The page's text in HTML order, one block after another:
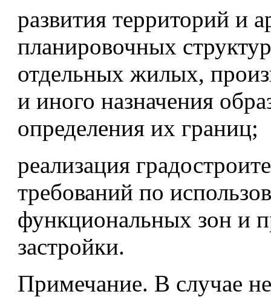
развития территорий и
планировочных
отдельных жилых,
и иного назначения
определения их границ;
реализация
требований по
функциональных зон и
застройки.
Примечание. В случае